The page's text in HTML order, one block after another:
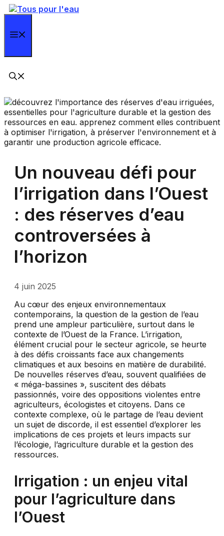
Aller
Un nouveau défi pour
l’irrigation dans l’Ouest
: des réserves d’eau
controversées à
l’horizon
4 juin 2025
Au cœur des enjeux environnementaux
contemporains, la question de la gestion de l’eau
prend une ampleur particulière, surtout dans le
contexte de l’Ouest de la France. L’irrigation,
élément crucial pour le secteur agricole, se heurte
à des défis croissants face aux changements
climatiques et aux besoins en matière de durabilité.
De nouvelles réserves d’eau, souvent qualifiées de
« méga-bassines », suscitent des débats
passionnés, voire des oppositions violentes entre
agriculteurs, écologistes et citoyens. Dans ce
contexte complexe, où le partage de l’eau devient
un sujet de discorde, il est essentiel d’explorer les
implications de ces projets et leurs impacts sur
l’écologie, l’agriculture durable et la gestion des
ressources.
Irrigation : un enjeu vital
pour l’agriculture dans
l’Ouest